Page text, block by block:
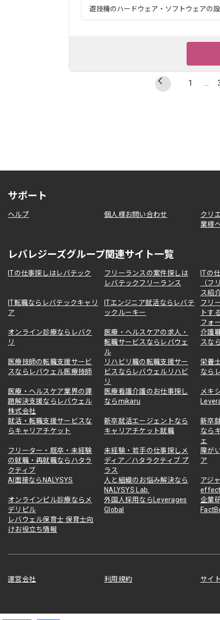
遊技機のハードウェア・ソフトウェアの
1 …
サポート
ヘルプ 個人様お問い合わせ
クリ
業様
レバレジーズグループ関連サイト一覧
ITの仕事探しはレバテック
フリーランスの案件探しは
レバテックフリーランス
ITの
（フ
ス紹
IT転職ならレバテックキャリ
ア
ITエンジニア就活ならレバテ
ックルーキー
フリ
トす
フォ
オンライン診療ならレバク
リ
医療・ヘルスケアの求人・
転職サービスならレバウェ
ル
介護
スな
医療技師の転職支援サービ
スならレバウェル医療技師
リハビリ職の転職支援サー
ビスならレバウェルリハビ
リ
栄養
なら
医療・ヘルスケア業界の課
題解決支援ならレバウェル
株式会社
医療看護介護のお仕事探し
ならmikaru
メキ
就活・転職支援サービスな
らキャリアチケット
新卒就活エージェントなら
キャリアチケット就職
新卒
なら
ェ
フリーター・既卒・未経験
の就職・再就職ならハタラ
クティブ
未経験・若手の仕事探しメ
ディア／ハタラクティブ プ
ラス
障が
ア
AI面接ならNALYSYS
人と組織のお悩み解決なら
NALYSYS Lab.
アジ
オンラインピル診療ならメ
デリピル
外国人採用ならLeverages
Global
企業
レバウェル保育士 保育士向
けお役立ち情報
運営会社 利用規約 サイ